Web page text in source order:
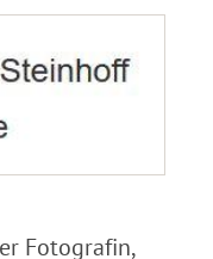
Fotografin,